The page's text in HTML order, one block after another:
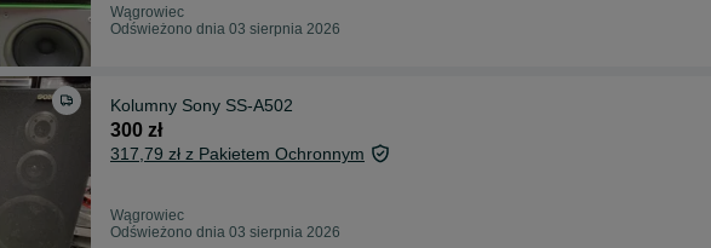
Wągrowiec
Odświeżono dnia 03 sierpnia 2026
Kolumny Sony SS-A502
300 zł
317,79 zł z Pakietem Ochronnym
Wągrowiec
Odświeżono dnia 03 sierpnia 2026